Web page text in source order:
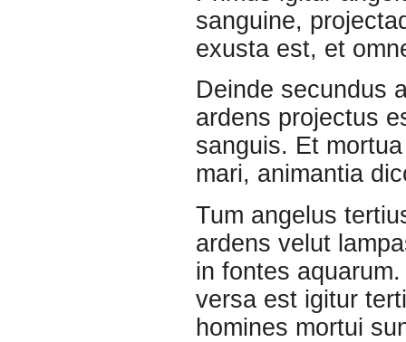
sanguine,
exusta est, et
Deinde secundus
ardens projectus
sanguis. Et
mari, animantia
Tum angelus
ardens velut
in fontes
versa est igitur
homines mortui